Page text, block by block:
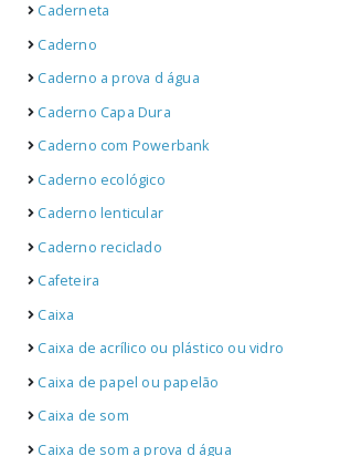
Caderneta
Caderno
Caderno a prova d água
Caderno Capa Dura
Caderno com Powerbank
Caderno ecológico
Caderno lenticular
Caderno reciclado
Cafeteira
Caixa
Caixa de acrílico ou plástico ou vidro
Caixa de papel ou papelão
Caixa de som
Caixa de som a prova d água